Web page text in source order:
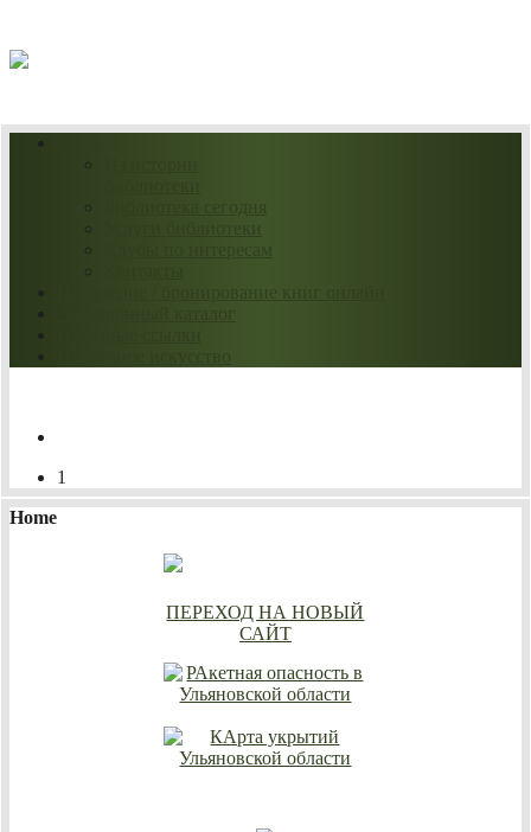
1
Home
ПЕРЕХОД НА НОВЫЙ
САЙТ